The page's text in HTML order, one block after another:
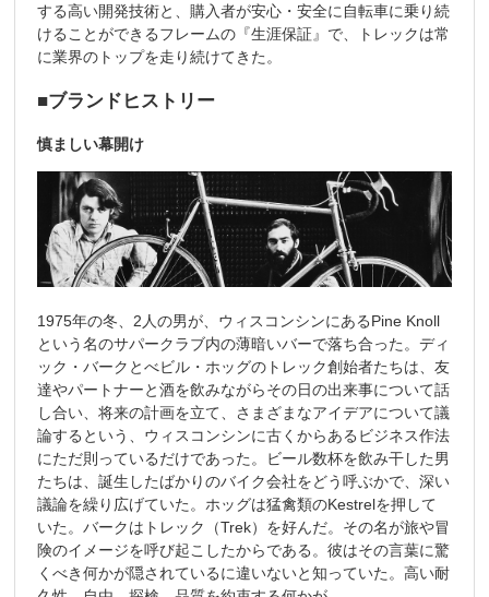
する高い開発技術と、購入者が安心・安全に自転車に乗り続
けることができるフレームの『生涯保証』で、トレックは常
に業界のトップを走り続けてきた。
■ブランドヒストリー
慎ましい幕開け
1975年の冬、2人の男が、ウィスコンシンにあるPine Knoll
という名のサパークラブ内の薄暗いバーで落ち合った。ディ
ック・バークとべビル・ホッグのトレック創始者たちは、友
達やパートナーと酒を飲みながらその日の出来事について話
し合い、将来の計画を立て、さまざまなアイデアについて議
論するという、ウィスコンシンに古くからあるビジネス作法
にただ則っているだけであった。ビール数杯を飲み干した男
たちは、誕生したばかりのバイク会社をどう呼ぶかで、深い
議論を繰り広げていた。ホッグは猛禽類のKestrelを押して
いた。バークはトレック（Trek）を好んだ。その名が旅や冒
険のイメージを呼び起こしたからである。彼はその言葉に驚
くべき何かが隠されているに違いないと知っていた。高い耐